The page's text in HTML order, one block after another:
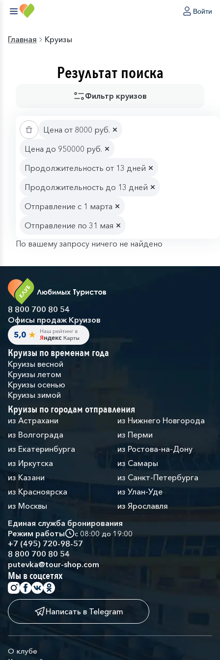
Войти
Главная Круизы
Результат поиска
Фильтр круизов
Цена от 8000 руб.
Цена до 950000 руб.
Продолжительность от 13 дней
Продолжительность до 13 дней
Отправление с 1 марта
Отправление по 31 мая
По вашему запросу ничего не найдено
8 800 700 80 54
Офисы продаж Круизов
Круизы по временам года
Круизы весной
Круизы летом
Круизы осенью
Круизы зимой
Круизы по городам отправления
из Астрахани
из Волгограда
из Екатеринбурга
из Иркутска
из Казани
из Красноярска
из Москвы
из Нижнего Новгорода
из Перми
из Ростова-на-Дону
из Самары
из Санкт-Петербурга
из Улан-Уде
из Ярославля
Единая служба бронирования
Режим работы
с 08:00 до 19:00
+7 (495) 720-98-57
8 800 700 80 54
putevka@tour-shop.com
Мы в соцсетях
Написать в Telegram
О клубе